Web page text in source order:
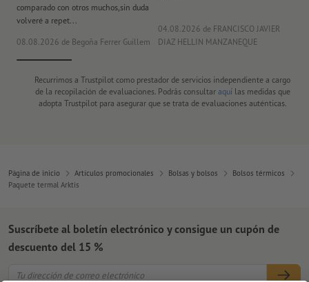
comparado con otros muchos,sin duda
volveré a repet...
08.08.2026 de Begoña Ferrer Guillem
04.08.2026 de FRANCISCO JAVIER
DIAZ HELLIN MANZANEQUE
Recurrimos a Trustpilot como prestador de servicios independiente a cargo
de la recopilación de evaluaciones. Podrás consultar aquílas medidas que
adopta Trustpilot para asegurar que se trata de evaluaciones auténticas.
Página de inicio Artículos promocionales Bolsas y bolsos
Bolsos térmicos
Paquete termal Arktis
Suscríbete al boletín electrónico y consigue un cupón de
descuento del 15 %